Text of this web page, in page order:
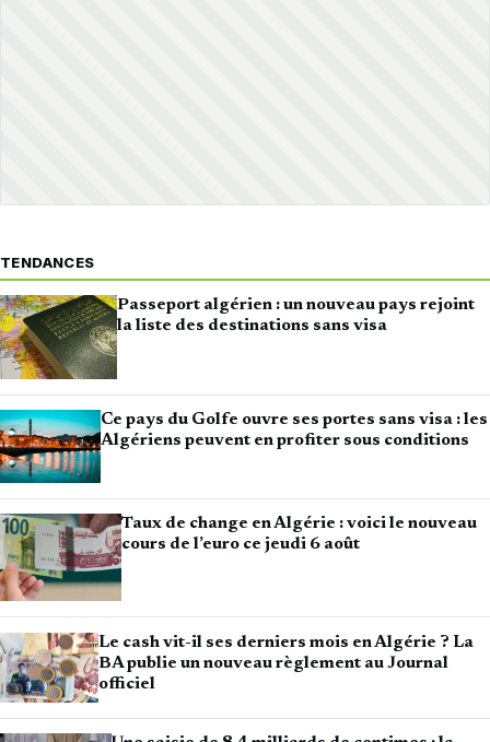
TENDANCES
Passeport algérien : un nouveau pays rejoint
la liste des destinations sans visa
Ce pays du Golfe ouvre ses portes sans visa : les
Algériens peuvent en profiter sous conditions
Taux de change en Algérie : voici le nouveau
cours de l’euro ce jeudi 6 août
Le cash vit-il ses derniers mois en Algérie ? La
BA publie un nouveau règlement au Journal
officiel